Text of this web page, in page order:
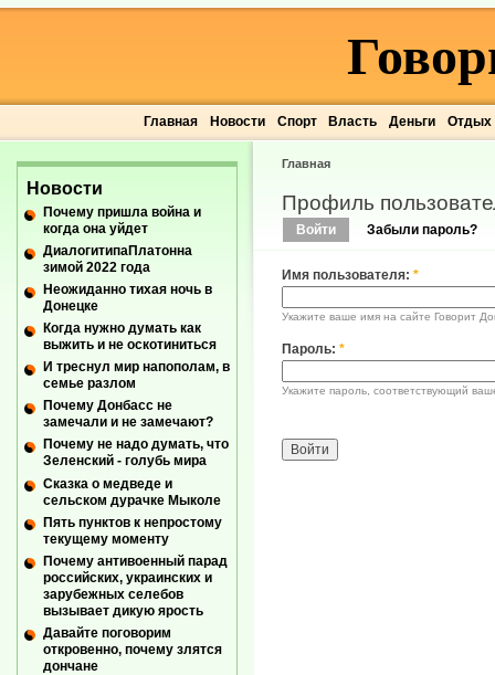
Главная Новости Спорт Власть Деньги Отдых
Главная
Профиль
Войти Забыли пароль?
Имя пользователя: *
Укажите ваше имя на сайте Говорит
Пароль: *
Укажите пароль, соответствующий
Новости
Почему пришла война и
когда она уйдет
ДиалогитипаПлатонна
зимой 2022 года
Неожиданно тихая ночь в
Донецке
Когда нужно думать как
выжить и не оскотиниться
И треснул мир напополам, в
семье разлом
Почему Донбасс не
замечали и не замечают?
Почему не надо думать, что
Зеленский - голубь мира
Сказка о медведе и
сельском дурачке Мыколе
Пять пунктов к непростому
текущему моменту
Почему антивоенный парад
российских, украинских и
зарубежных селебов
вызывает дикую ярость
Давайте поговорим
откровенно, почему злятся
дончане